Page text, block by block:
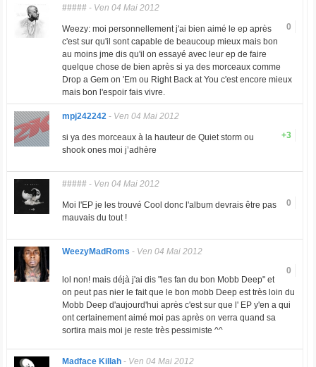
#####- Ven 04 Mai 2012
0
Weezy: moi personnellement j'ai bien aimé le ep après
c'est sur qu'il sont capable de beaucoup mieux mais bon
au moins jme dis qu'il on essayé avec leur ep de faire
quelque chose de bien après si ya des morceaux comme
Drop a Gem on 'Em ou Right Back at You c'est encore mieux
mais bon l'espoir fais vivre.
mpj242242- Ven 04 Mai 2012
+3
si ya des morceaux à la hauteur de Quiet storm ou
shook ones moi j’adhère
#####- Ven 04 Mai 2012
0
Moi l'EP je les trouvé Cool donc l'album devrais être pas
mauvais du tout !
WeezyMadRoms - Ven 04 Mai 2012
0
lol non! mais déjà j'ai dis "les fan du bon Mobb Deep" et
on peut pas nier le fait que le bon mobb Deep est très loin du
Mobb Deep d'aujourd'hui après c'est sur que l' EP y'en a qui
ont certainement aimé moi pas après on verra quand sa
sortira mais moi je reste très pessimiste ^^
Madface Killah- Ven 04 Mai 2012